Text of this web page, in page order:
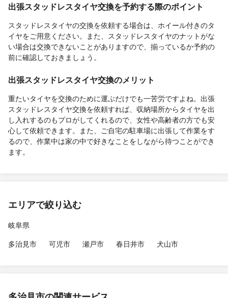
出張スタッドレスタイヤ交換を予約する際のポイント
スタッドレスタイヤの交換を依頼する場合は、ホイール付きのタ
イヤをご用意ください。また、スタッドレスタイヤのナットがな
い場合は交換できないことがありますので、揃っているか予約の
前に確認しておきましょう。
出張スタッドレスタイヤ交換のメリット
重たいタイヤを交換のために運ぶだけでも一苦労ですよね。出張
スタッドレスタイヤ交換を依頼すれば、収納場所からタイヤを出
し入れするのもプロがしてくれるので、女性や高齢者の方でも安
心して依頼できます。また、ご自宅の駐車場に出張して作業をす
るので、作業中は家の中で好きなことをしながら待つことができ
ます。
エリアで絞り込む
岐阜県
多治見市
可児市 瀬戸市 春日井市 犬山市